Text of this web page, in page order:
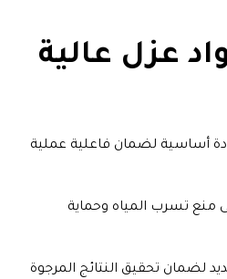
عزل عالية
أساسية لضمان فاعلية عملية
منع تسرب المياه وحماية
لضمان تحقيق النتائج المرجوة